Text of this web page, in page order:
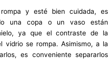
y esté bien cuidada, es
una copa o un vaso están
ya que el contraste de la
vidrio se rompa. Asimismo, a la
es conveniente separarlos